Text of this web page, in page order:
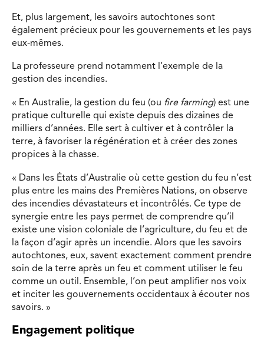
Et, plus largement, les savoirs autochtones sont
également précieux pour les gouvernements et les pays
eux-mêmes.
La professeure prend notamment l’exemple de la
gestion des incendies.
« En Australie, la gestion du feu (ou fire farming) est une
pratique culturelle qui existe depuis des dizaines de
milliers d’années. Elle sert à cultiver et à contrôler la
terre, à favoriser la régénération et à créer des zones
propices à la chasse.
« Dans les États d’Australie où cette gestion du feu n’est
plus entre les mains des Premières Nations, on observe
des incendies dévastateurs et incontrôlés. Ce type de
synergie entre les pays permet de comprendre qu’il
existe une vision coloniale de l’agriculture, du feu et de
la façon d’agir après un incendie. Alors que les savoirs
autochtones, eux, savent exactement comment prendre
soin de la terre après un feu et comment utiliser le feu
comme un outil. Ensemble, l’on peut amplifier nos voix
et inciter les gouvernements occidentaux à écouter nos
savoirs. »
Engagement politique